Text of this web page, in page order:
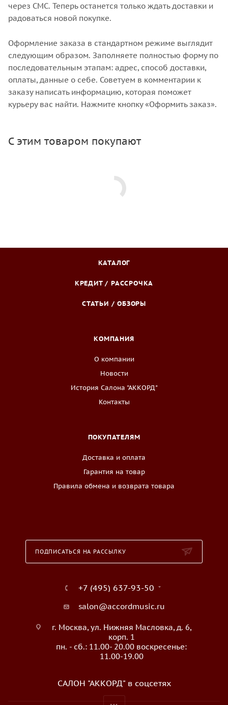
через СМС. Теперь останется только ждать доставки и
радоваться новой покупке.
Оформление заказа в стандартном режиме выглядит
следующим образом. Заполняете полностью форму по
последовательным этапам: адрес, способ доставки,
оплаты, данные о себе. Советуем в комментарии к
заказу написать информацию, которая поможет
курьеру вас найти. Нажмите кнопку «Оформить заказ».
С этим товаром покупают
КАТАЛОГ
КРЕДИТ / РАССРОЧКА
СТАТЬИ / ОБЗОРЫ
КОМПАНИЯ
О компании
Новости
История Салона "АККОРД"
Контакты
ПОКУПАТЕЛЯМ
Доставка и оплата
Гарантия на товар
Правила обмена и возврата товара
ПОДПИСАТЬСЯ НА РАССЫЛКУ
+7 (495) 637-93-50
salon@accordmusic.ru
г. Москва, ул. Нижняя Масловка, д. 6,
корп. 1
пн. - сб.: 11.00- 20.00 воскресенье:
11.00-19.00
САЛОН "АККОРД" в соцсетях